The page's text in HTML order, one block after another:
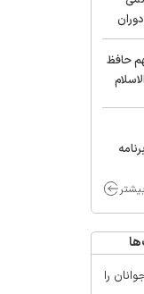
این
و
حافظ
بزنند
را